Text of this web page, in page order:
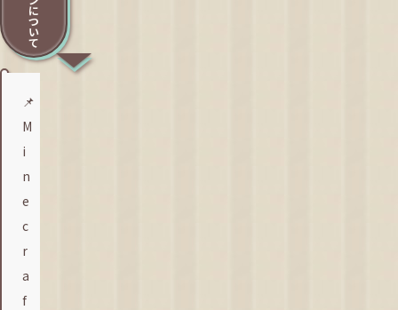
に
つ
い
て
📌
M
i
n
e
c
r
a
f